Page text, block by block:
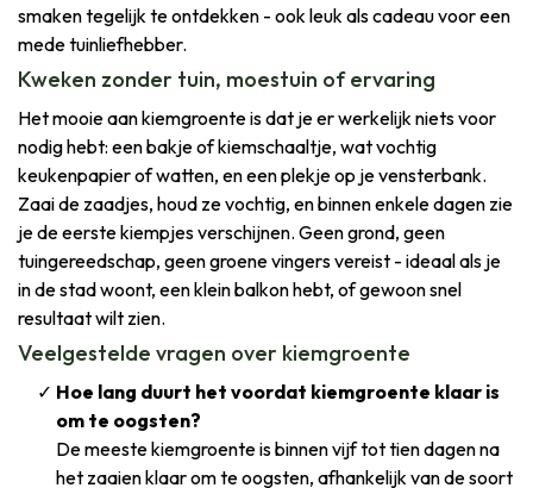
smaken tegelijk te ontdekken - ook leuk als cadeau voor een
mede tuinliefhebber.
Kweken zonder tuin, moestuin of ervaring
Het mooie aan kiemgroente is dat je er werkelijk niets voor
nodig hebt: een bakje of kiemschaaltje, wat vochtig
keukenpapier of watten, en een plekje op je vensterbank.
Zaai de zaadjes, houd ze vochtig, en binnen enkele dagen zie
je de eerste kiempjes verschijnen. Geen grond, geen
tuingereedschap, geen groene vingers vereist - ideaal als je
in de stad woont, een klein balkon hebt, of gewoon snel
resultaat wilt zien.
Veelgestelde vragen over kiemgroente
Hoe lang duurt het voordat kiemgroente klaar is
om te oogsten?
De meeste kiemgroente is binnen vijf tot tien dagen na
het zaaien klaar om te oogsten, afhankelijk van de soort